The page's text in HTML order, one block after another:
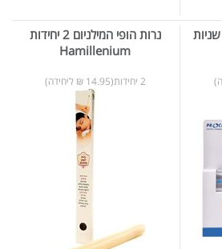
מד חום דיגיטלי גמיש 10 שניות
נרות הופי המילניום 2 יחידות
Hamillenium
2 יחידות(14.95 ₪ ליחידה)